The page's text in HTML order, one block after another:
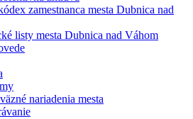
zamestnanca mesta Dubnica nad
listy mesta Dubnica nad Váhom
nariadenia mesta